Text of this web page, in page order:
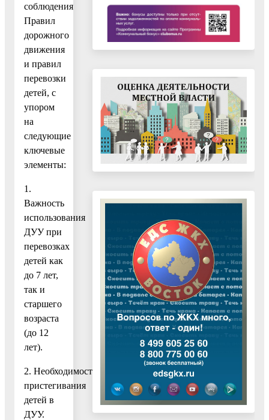
соблюдения
Правил
дорожного
движения
и правил
перевозки
детей, с
упором
на
следующие
ключевые
элементы:
1.
Важность
использования
ДУУ при
перевозках
детей как
до 7 лет,
так и
старшего
возраста
(до 12
лет).
2. Необходимость
пристегивания
детей в
ДУУ.